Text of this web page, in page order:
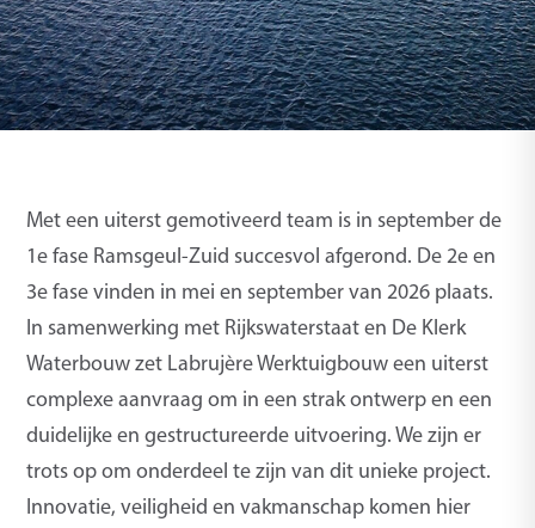
Met een uiterst gemotiveerd team is in september de
1e fase Ramsgeul-Zuid succesvol afgerond. De 2e en
3e fase vinden in mei en september van 2026 plaats.
In samenwerking met Rijkswaterstaat en De Klerk
Waterbouw zet Labrujère Werktuigbouw een uiterst
complexe aanvraag om in een strak ontwerp en een
duidelijke en gestructureerde uitvoering. We zijn er
trots op om onderdeel te zijn van dit unieke project.
Innovatie, veiligheid en vakman­schap komen hier